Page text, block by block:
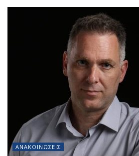
ΑΝΑΚΟΙΝΏΣΕΙΣ